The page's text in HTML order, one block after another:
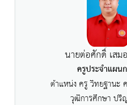
นายต่อศักดิ์ เสม
ครูประจำแผน
ตำแหน่ง ครู วิทยฐานะ
วุฒิการศึกษา ปริ